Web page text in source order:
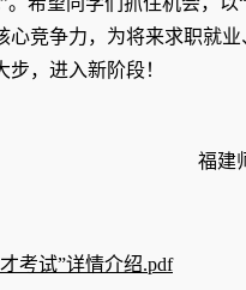
心竞争力，为将来求职就
步，进入新阶段！
福建
考试”详情介绍.pdf